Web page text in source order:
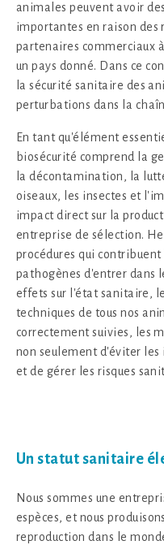
animales peuvent avoir
importantes en raison des
partenaires commerciaux
un pays donné. Dans ce
la sécurité sanitaire des
perturbations dans la
En tant qu'élément
biosécurité comprend la
la décontamination, la
oiseaux, les insectes et
impact direct sur la
entreprise de sélection.
procédures qui
pathogènes d'entrer dans
effets sur l'état sanitaire,
techniques de tous nos
correctement suivies, les
non seulement d'éviter les
et de gérer les risques
Un statut sanitaire
Nous sommes une
espèces, et nous
reproduction dans le